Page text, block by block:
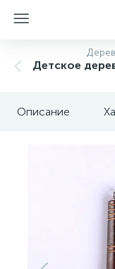
Детское
Описание